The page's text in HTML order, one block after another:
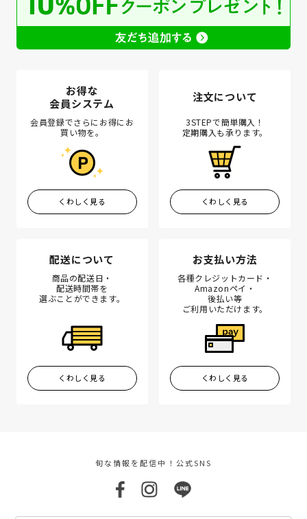
お得な
会員システム
会員登録でさらにお得にお
買い物を。
くわしく見る
注文について
3STEPで簡単購入！
定期購入も承ります。
くわしく見る
配送について
商品の配送日・
配送時間帯を
選ぶことができます。
くわしく見る
お支払い方法
各種クレジットカード・
Amazonペイ・
後払い等
ご利用いただけます。
くわしく見る
旬な情報を配信中！公式SNS